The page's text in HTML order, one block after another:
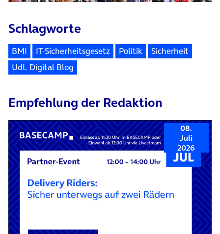
Schlagworte
BMI IT-Sicherheitsgesetz Politik
Sicherheit
UdL Digital Blog
Empfehlung der Redaktion
08.
Juli
2026